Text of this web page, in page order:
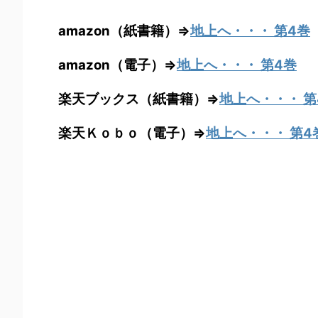
amazon（紙書籍）⇒地上へ・・・ 第4巻
amazon（電子）⇒地上へ・・・ 第4巻
楽天ブックス（紙書籍）⇒地上へ・・・
楽天Ｋｏｂｏ（電子）⇒地上へ・・・ 第4